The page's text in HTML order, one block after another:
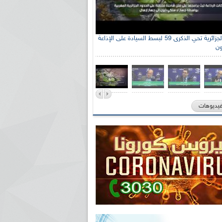
الإذاعة الجزائرية تحي الذكرى 59 لبسط السيادة على الإذاعة